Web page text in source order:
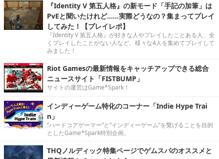
『Identity V 第五人格』の新モード「手記の加筆」は
PvEと聞いたけれど……実際どうなの？集まってプレイ
してみた！【プレイレポ】
『Identity V 第五人格』が好きな人やプレイしたことある人、全
くプレイしたことがない人など、様々な4人を集めてプレイして
みました！
Riot Gamesの最新情報をキャッチアップできる総合
ニュースサイト「FISTBUMP」
サイトの運営はGame*Spark！
インディーゲーム特化のコーナー「Indie Hype Trai
n」
“ハードコアゲーマー”と“インディーゲーム”を繋げることを目的
としたGame*Spark特別企画。
THQノルディック特集ページでゲムスパのオススメと